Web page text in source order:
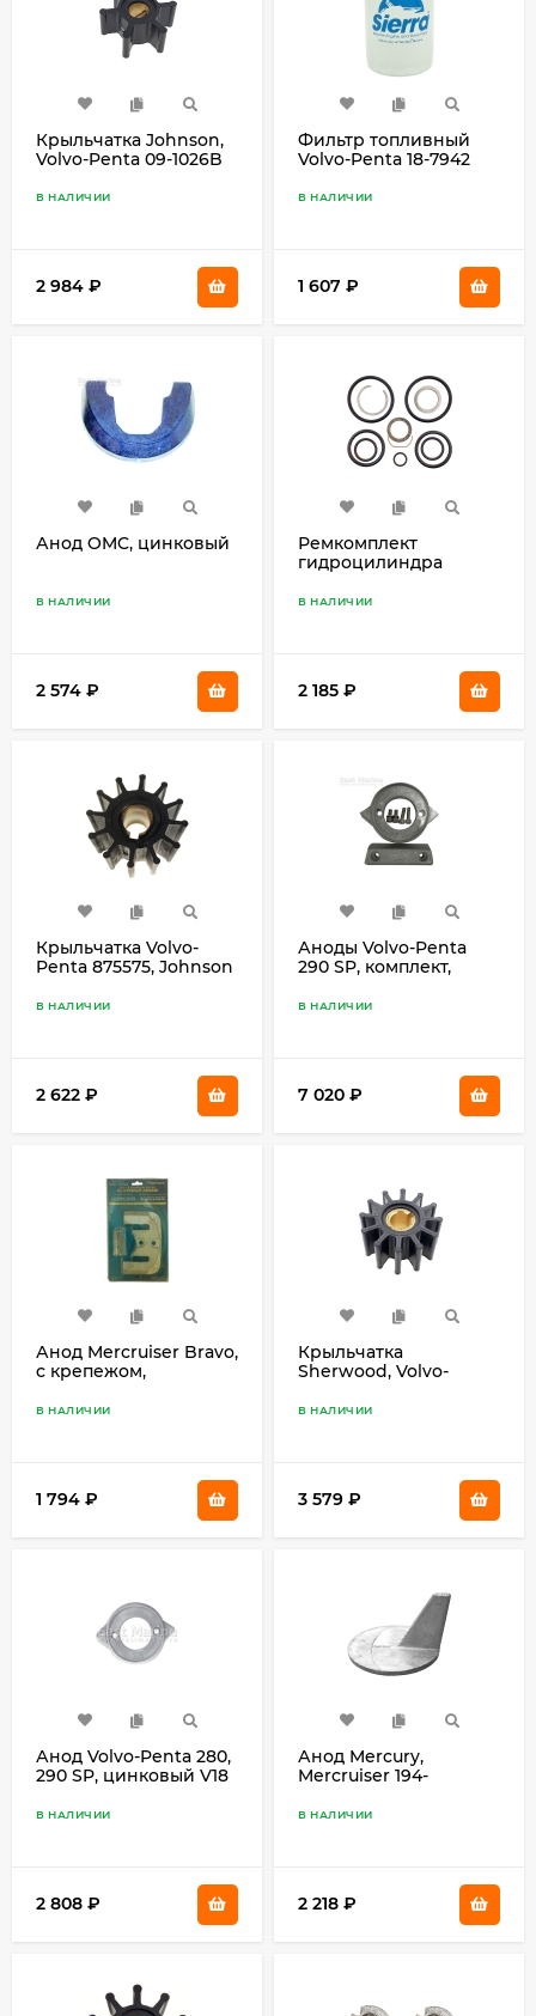
Крыльчатка Johnson,
Volvo-Penta 09-1026B
В НАЛИЧИИ
2 984 ₽
Фильтр топливный
Volvo-Penta 18-7942
В НАЛИЧИИ
1 607 ₽
Анод OMC, цинковый
В НАЛИЧИИ
2 574 ₽
Ремкомплект
гидроцилиндра
В НАЛИЧИИ
2 185 ₽
Крыльчатка Volvo-
Penta 875575, Johnson
В НАЛИЧИИ
2 622 ₽
Аноды Volvo-Penta
290 SP, комплект,
В НАЛИЧИИ
7 020 ₽
Анод Mercruiser Bravo,
с крепежом,
В НАЛИЧИИ
1 794 ₽
Крыльчатка
Sherwood, Volvo-
9959
В НАЛИЧИИ
3 579 ₽
Анод Volvo-Penta 280,
290 SP, цинковый V18
В НАЛИЧИИ
2 808 ₽
Анод Mercury,
Mercruiser 194-
В НАЛИЧИИ
2 218 ₽